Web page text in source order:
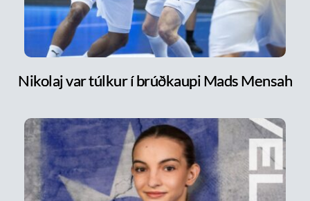
Nikolaj var túlkur í brúðkaupi Mads Mensah